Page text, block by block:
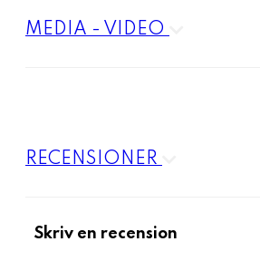
MEDIA - VIDEO
RECENSIONER
Skriv en recension